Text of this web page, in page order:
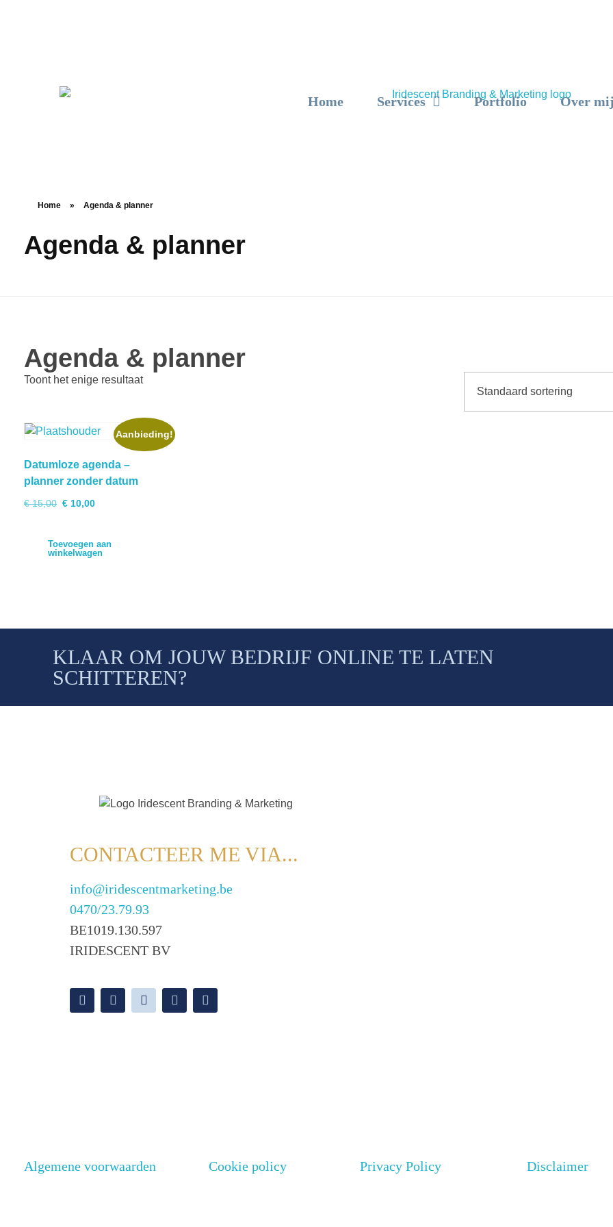
Home Services Portfolio Over mij
Home » Agenda & planner
Agenda & planner
Agenda & planner
Toont het enige resultaat
Aanbieding!
Datumloze agenda –
planner zonder datum
€15,00 € 10,00
Toevoegen aan
winkelwagen
KLAAR OM JOUW BEDRIJF ONLINE TE LATEN
SCHITTEREN?
CONTACTEER ME VIA...
info@iridescentmarketing.be
0470/23.79.93
BE1019.130.597
IRIDESCENT BV
Algemene voorwaarden Cookie policy Privacy Policy Disclaimer